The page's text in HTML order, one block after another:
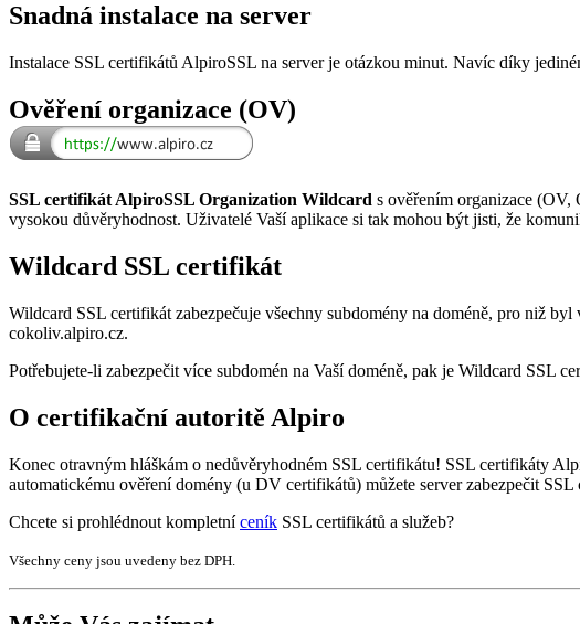
Snadná instalace na server
Instalace SSL certifikátů AlpiroSSL na server je otázkou minut. Navíc díky
Ověření organizace (OV)
SSL certifikát AlpiroSSL Organization Wildcard s ověřením organizace (OV,
vysokou důvěryhodnost. Uživatelé Vaší aplikace si tak mohou být jisti, že
Wildcard SSL certifikát
Wildcard SSL certifikát zabezpečuje všechny subdomény na doméně, pro niž
cokoliv.alpiro.cz.
Potřebujete-li zabezpečit více subdomén na Vaší doméně, pak je Wildcard SSL
O certifikační autoritě Alpiro
Konec otravným hláškám o nedůvěryhodném SSL certifikátu! SSL certifikáty
automatickému ověření domény (u DV certifikátů) můžete server zabezpečit
Chcete si prohlédnout kompletníceník SSL certifikátů a služeb?
Všechny ceny jsou uvedeny bez DPH.